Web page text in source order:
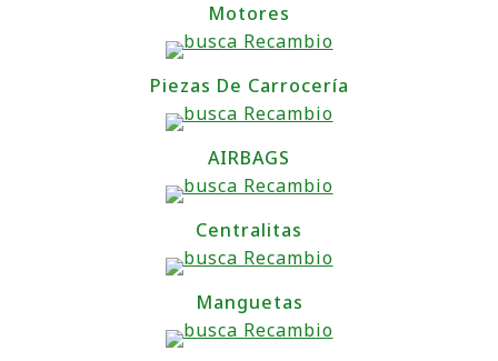
Motores
Piezas De Carrocería
AIRBAGS
Centralitas
Manguetas